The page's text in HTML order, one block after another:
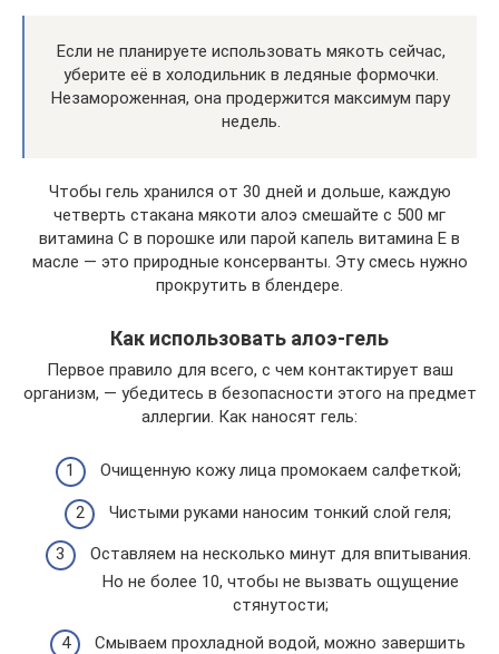
Если не планируете использовать мякоть сейчас,
уберите её в холодильник в ледяные формочки.
Незамороженная, она продержится максимум пару
недель.
Чтобы гель хранился от 30 дней и дольше, каждую
четверть стакана мякоти алоэ смешайте с 500 мг
витамина С в порошке или парой капель витамина Е в
масле — это природные консерванты. Эту смесь нужно
прокрутить в блендере.
Как использовать алоэ-гель
Первое правило для всего, с чем контактирует ваш
организм, — убедитесь в безопасности этого на предмет
аллергии. Как наносят гель:
Очищенную кожу лица промокаем салфеткой;
Чистыми руками наносим тонкий слой геля;
Оставляем на несколько минут для впитывания.
Но не более 10, чтобы не вызвать ощущение
стянутости;
Смываем прохладной водой, можно завершить